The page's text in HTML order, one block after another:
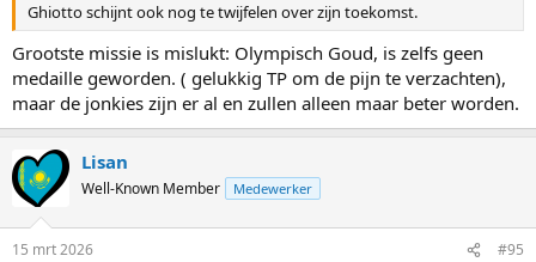
Ghiotto schijnt ook nog te twijfelen over zijn toekomst.
Grootste missie is mislukt: Olympisch Goud, is zelfs geen
medaille geworden. ( gelukkig TP om de pijn te verzachten),
maar de jonkies zijn er al en zullen alleen maar beter worden.
Lisan
Well-Known Member Medewerker
15 mrt 2026 #95